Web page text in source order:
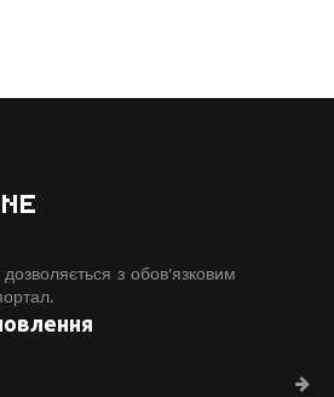
дозволяється з обов'язковим